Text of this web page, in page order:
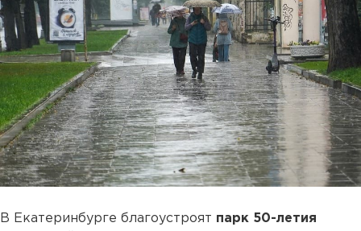
В Екатеринбурге благоустроят парк 50-летия